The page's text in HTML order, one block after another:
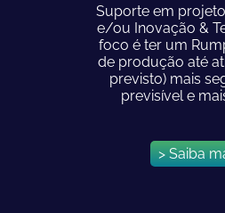
Suporte em
e/ou Inovação &
foco é ter um
de produção até
previsto) mais
previsível e
> Saiba